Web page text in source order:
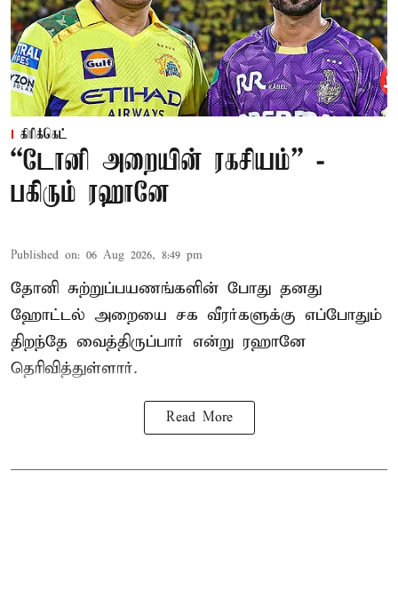
கிரிக்கெட்
“டோனி அறையின் ரகசியம்” -
பகிரும் ரஹானே
Published on: 06 Aug 2026, 8:49 pm
தோனி சுற்றுப்பயணங்களின் போது தனது
ஹோட்டல் அறையை சக வீரர்களுக்கு எப்போதும்
திறந்தே வைத்திருப்பார் என்று ரஹானே
தெரிவித்துள்ளார்.
Read More